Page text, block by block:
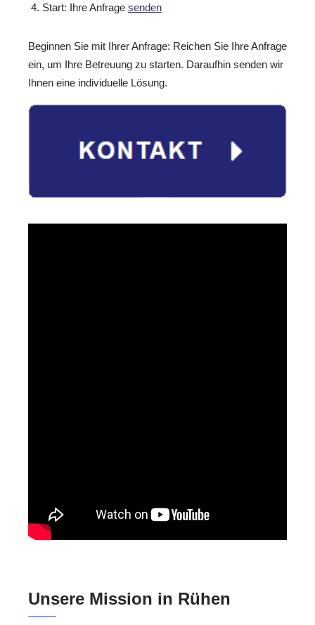
Start: Ihre Anfrage senden
Beginnen Sie mit Ihrer Anfrage: Reichen Sie Ihre Anfrage
ein, um Ihre Betreuung zu starten. Daraufhin senden wir
Ihnen eine individuelle Lösung.
Unsere Mission in Rühen